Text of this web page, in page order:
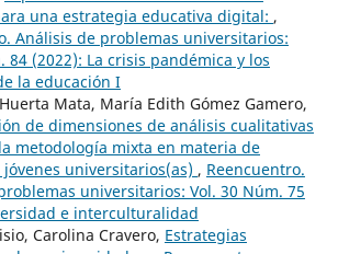
una estrategia educativa digital: ,
Análisis de problemas universitarios:
84 (2022): La crisis pandémica y los
la educación I
Mata, María Edith Gómez Gamero,
de dimensiones de análisis cualitativas
metodología mixta en materia de
universitarios(as) , Reencuentro.
universitarios: Vol. 30 Núm. 75
e interculturalidad
Carolina Cravero, Estrategias